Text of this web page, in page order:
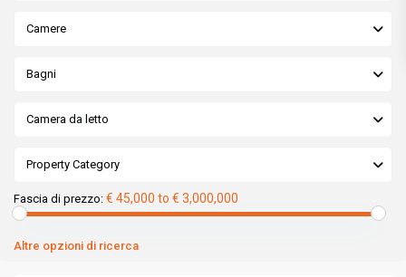
Camere
Bagni
Camera da letto
Property Category
Fascia di prezzo: € 45,000 to € 3,000,000
Altre opzioni di ricerca